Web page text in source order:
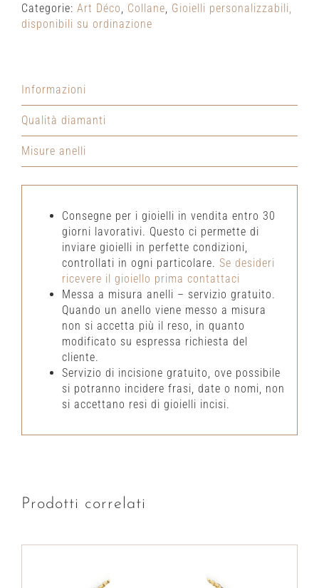
Categorie: Art Déco, Collane, Gioielli personalizzabili,
disponibili su ordinazione
Informazioni
Qualità diamanti
Misure anelli
Consegne per i gioielli in vendita entro 30
giorni lavorativi. Questo ci permette di
inviare gioielli in perfette condizioni,
controllati in ogni particolare. Se desideri
ricevere il gioiello prima contattaci
Messa a misura anelli – servizio gratuito.
Quando un anello viene messo a misura
non si accetta più il reso, in quanto
modificato su espressa richiesta del
cliente.
Servizio di incisione gratuito, ove possibile
si potranno incidere frasi, date o nomi, non
si accettano resi di gioielli incisi.
Prodotti correlati